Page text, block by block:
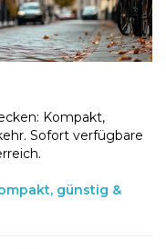
Kompakt,
Sofort verfügbare
günstig &